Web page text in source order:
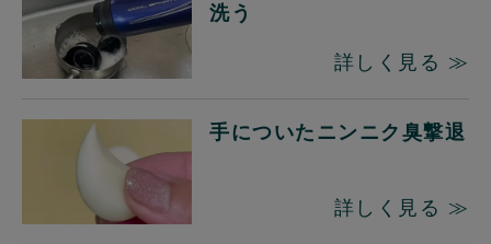
洗う
詳しく見る ≫
手についたニンニク臭撃退
詳しく見る ≫